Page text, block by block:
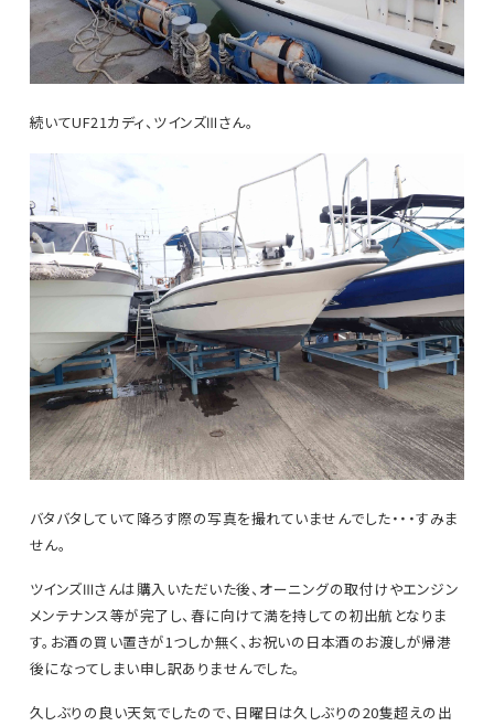
続いてUF21カディ、ツインズⅢさん。
バタバタしていて降ろす際の写真を撮れていませんでした・・・すみま
せん。
ツインズⅢさんは購入いただいた後、オーニングの取付けやエンジン
メンテナンス等が完了し、春に向けて満を持しての初出航となりま
す。お酒の買い置きが1つしか無く、お祝いの日本酒のお渡しが帰港
後になってしまい申し訳ありませんでした。
久しぶりの良い天気でしたので、日曜日は久しぶりの20隻超えの出